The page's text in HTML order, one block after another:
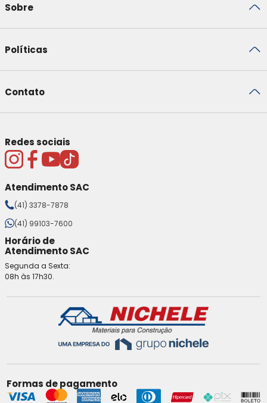
Sobre
Políticas
Contato
Redes sociais
Atendimento SAC
(41) 3378-7878
(41) 99103-7600
Horário de
Atendimento SAC
Segunda a Sexta:
08h às 17h30.
Formas de pagamento